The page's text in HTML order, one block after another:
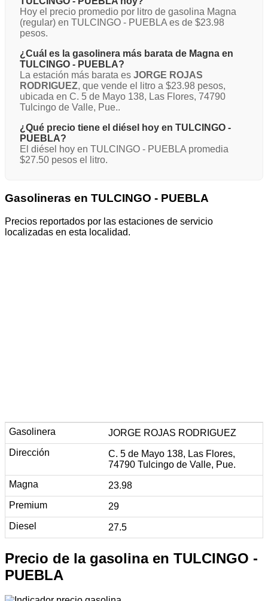
Hoy el precio promedio por litro de gasolina Magna
(regular) en TULCINGO - PUEBLA es de $23.98
pesos.
¿Cuál es la gasolinera más barata de Magna en
TULCINGO - PUEBLA?
La estación más barata es JORGE ROJAS
RODRIGUEZ, que vende el litro a $23.98 pesos,
ubicada en C. 5 de Mayo 138, Las Flores, 74790
Tulcingo de Valle, Pue..
¿Qué precio tiene el diésel hoy en TULCINGO -
PUEBLA?
El diésel hoy en TULCINGO - PUEBLA promedia
$27.50 pesos el litro.
Gasolineras en TULCINGO - PUEBLA
Precios reportados por las estaciones de servicio
localizadas en esta localidad.
JORGE ROJAS RODRIGUEZ
C. 5 de Mayo 138, Las Flores,
74790 Tulcingo de Valle, Pue.
23.98
29
27.5
Precio de la gasolina en TULCINGO -
PUEBLA